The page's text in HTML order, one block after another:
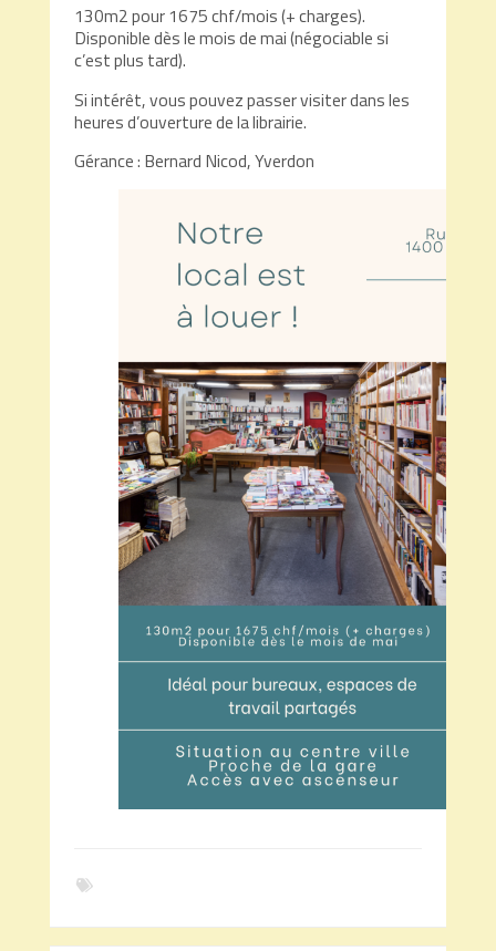
130m2 pour 1675 chf/mois (+ charges).
Disponible dès le mois de mai (négociable si
c’est plus tard).
Si intérêt, vous pouvez passer visiter dans les
heures d’ouverture de la librairie.
Gérance : Bernard Nicod, Yverdon